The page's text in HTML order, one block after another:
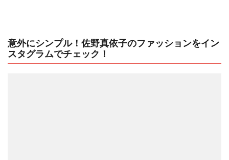
意外にシンプル！佐野真依子のファッションをイン
スタグラムでチェック！